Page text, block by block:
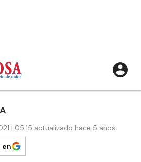
| 05:15 actualizado hace 5 años
en